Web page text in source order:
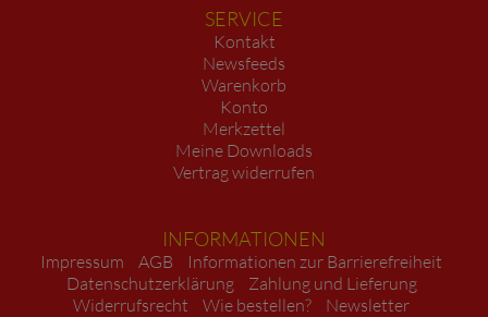
SERVICE
Kontakt
Newsfeeds
Warenkorb
Konto
Merkzettel
Meine Downloads
Vertrag widerrufen
INFORMATIONEN
Impressum AGB
Informationen zur Barrierefreiheit
Datenschutzerklärung
Zahlung und Lieferung
Widerrufsrecht
Wie bestellen? Newsletter